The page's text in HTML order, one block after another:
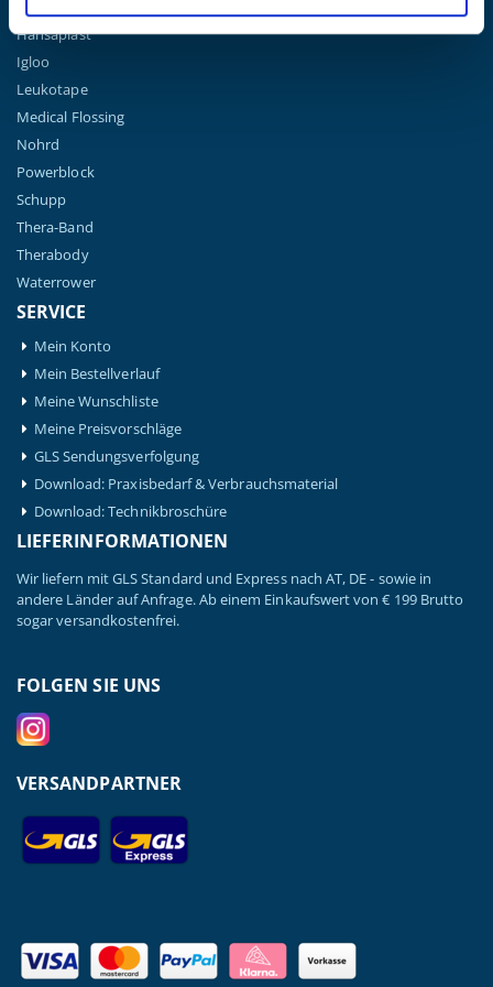
Gymna
Hansaplast
Igloo
Leukotape
Medical Flossing
Nohrd
Powerblock
Schupp
Thera-Band
Therabody
Waterrower
SERVICE
Mein Konto
Mein Bestellverlauf
Meine Wunschliste
Meine Preisvorschläge
GLS Sendungsverfolgung
Download: Praxisbedarf & Verbrauchsmaterial
Download: Technikbroschüre
LIEFERINFORMATIONEN
Wir liefern mit GLS Standard und Express nach AT, DE - sowie in
andere Länder auf Anfrage. Ab einem Einkaufswert von € 199 Brutto
sogar versandkostenfrei.
FOLGEN SIE UNS
VERSANDPARTNER